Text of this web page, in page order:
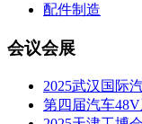
配件制造
会议会展
2025武汉国际
第四届汽车